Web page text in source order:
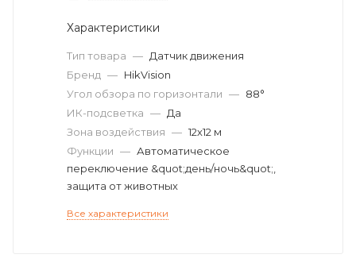
Характеристики
Тип товара — Датчик движения
Бренд — HikVision
Угол обзора по горизонтали — 88°
ИК-подсветка — Да
Зона воздействия — 12х12 м
Функции — Автоматическое
переключение &quot;день/ночь&quot;,
защита от животных
Все характеристики